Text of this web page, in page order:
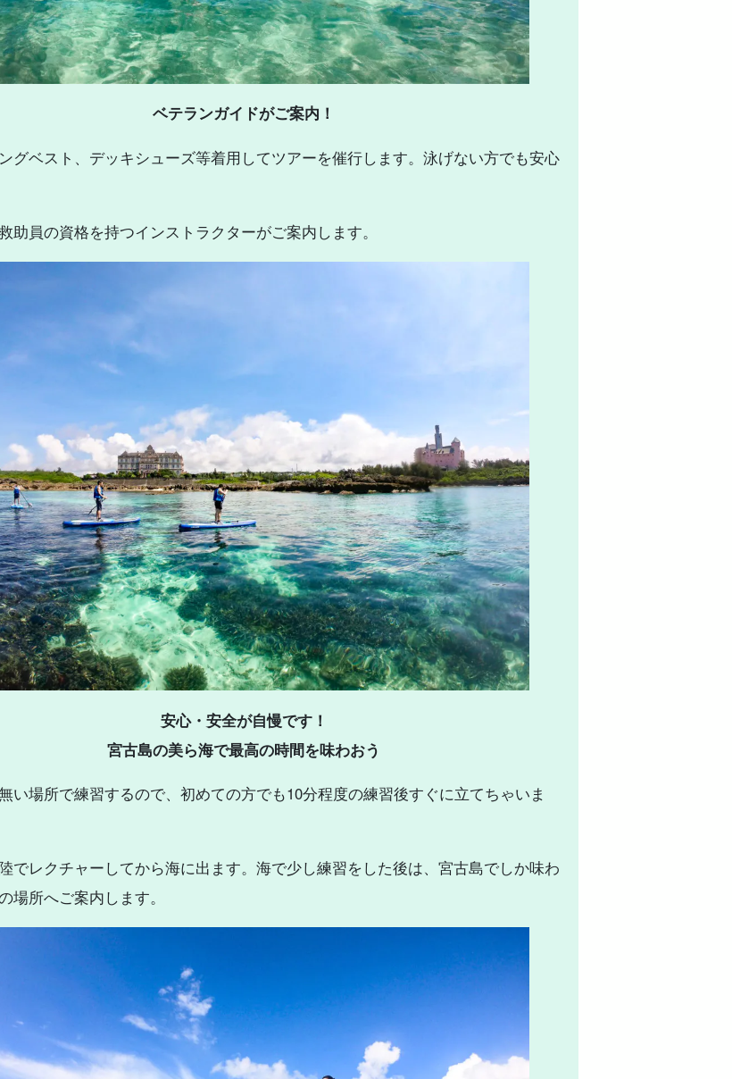
ベテランガイドがご案内！
グベスト、デッキシューズ等着用してツアーを催行します。 泳げない方でも安心
助員の資格を持つインストラクターがご案内します。
安心・安全が自慢です！
宮古島の美ら海で最高の時間を味わおう
い場所で練習するので、 初めての方でも10分程度の練習後すぐに立てちゃいま
でレクチャーしてから海に出ます。 海で少し練習をした後は、宮古島でしか味わ
場所へご案内します。